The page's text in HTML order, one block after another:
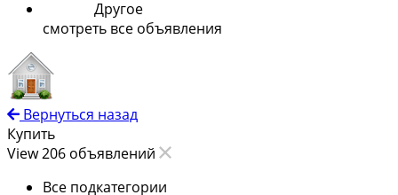
Другое
смотреть все объявления
Вернуться назад
Купить
View 206 объявлений
Все подкатегории